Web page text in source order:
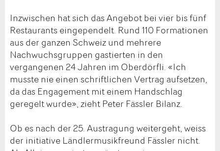
Inzwischen hat sich das Angebot bei vier bis fünf
Restaurants eingependelt. Rund 110 Formationen
aus der ganzen Schweiz und mehrere
Nachwuchsgruppen gastierten in den
vergangenen 24 Jahren im Oberdörfli. «Ich
musste nie einen schriftlichen Vertrag aufsetzen,
da das Engagement mit einem Handschlag
geregelt wurde», zieht Peter Fässler Bilanz.
Ob es nach der 25. Austragung weitergeht, weiss
der initiative Ländlermusikfreund Fässler nicht.